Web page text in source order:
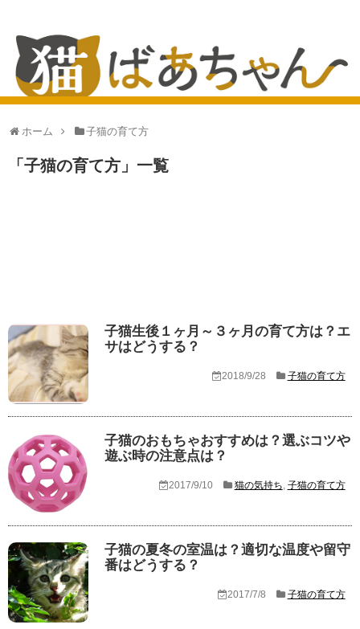
ホーム 子猫の育て方
「 子猫の育て方 」 一覧
子猫生後１ヶ月～３ヶ月の育て方は？エ
サはどうする？
2018/9/28 子猫の育て方
子猫のおもちゃおすすめは？選ぶコツや
遊ぶ時の注意点は？
2017/9/10 猫の気持ち, 子猫の育て方
子猫の夏冬の室温は？適切な温度や留守
番はどうする？
2017/7/8 子猫の育て方